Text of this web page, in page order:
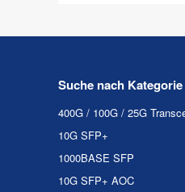
Suche nach Kategorie
400G / 100G / 25G
10G SFP+
1000BASE SFP
10G SFP+ AOC